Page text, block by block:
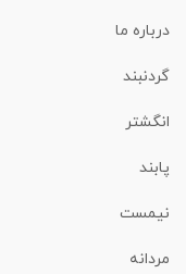
درباره ما
گردنبند
انگشتر
پابند
نیمست
مردانه